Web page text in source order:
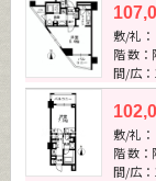
敷/礼：
階 数：
間/広：
敷/礼：
階 数：
間/広：